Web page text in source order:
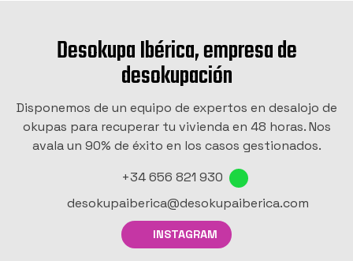
Desokupa Ibérica, empresa de
desokupación
Disponemos de un equipo de expertos en desalojo de
okupas para recuperar tu vivienda en 48 horas. Nos
avala un 90% de éxito en los casos gestionados.
+34 656 821 930
desokupaiberica@desokupaiberica.com
INSTAGRAM